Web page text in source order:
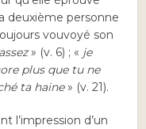
deuxième personne
vouvoyé son
» (v. 6) ; « je
plus que tu ne
ta haine» (v. 21).
l’impression d’un